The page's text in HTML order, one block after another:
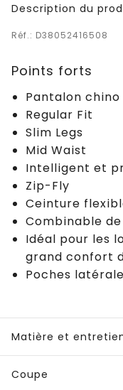
Description du
Réf.: D38052416508
Points forts
Pantalon chino
Regular Fit
Slim Legs
Mid Waist
Intelligent et
Zip-Fly
Ceinture
Combinable
Idéal pour les
grand confort
Poches
Matière et
Coupe